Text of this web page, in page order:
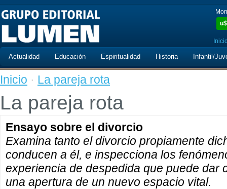
u$
Actualidad Educación Espiritualidad Historia Infantil/
Inicio · La pareja rota
La pareja rota
Ensayo sobre el divorcio
Examina tanto el divorcio propiamente
conducen a él, e inspecciona los
experiencia de despedida que puede dar
una apertura de un nuevo espacio vital.